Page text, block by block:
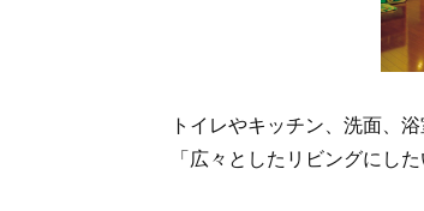
トイレやキッチン、洗面、
「広々としたリビングにし